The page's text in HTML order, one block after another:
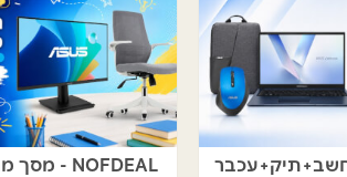
NOFDEAL - מסך מחשב+כיסא